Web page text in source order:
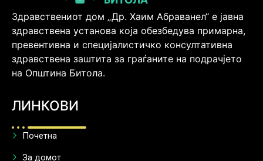
Здравствениот дом „Др. Хаим Абраванел“ е јавна
здравствена установа која обезбедува примарна,
превентивна и специјалистичко консултативна
здравствена заштита за граѓаните на подрачјето
на Општина Битола.
ЛИНКОВИ
Почетна
За домот